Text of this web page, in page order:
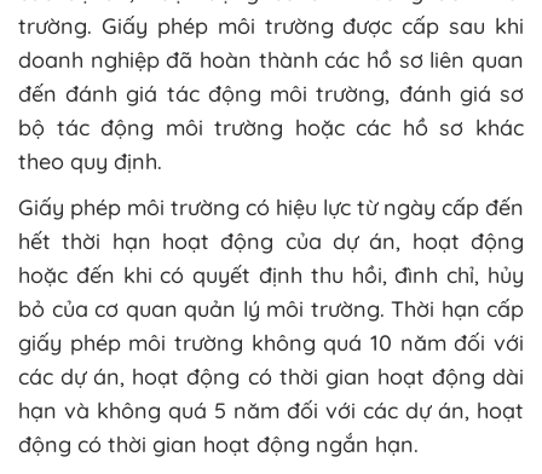
trường. Giấy phép môi trường được cấp sau khi
doanh nghiệp đã hoàn thành các hồ sơ liên quan
đến đánh giá tác động môi trường, đánh giá sơ
bộ tác động môi trường hoặc các hồ sơ khác
theo quy định.
Giấy phép môi trường có hiệu lực từ ngày cấp đến
hết thời hạn hoạt động của dự án, hoạt động
hoặc đến khi có quyết định thu hồi, đình chỉ, hủy
bỏ của cơ quan quản lý môi trường. Thời hạn cấp
giấy phép môi trường không quá 10 năm đối với
các dự án, hoạt động có thời gian hoạt động dài
hạn và không quá 5 năm đối với các dự án, hoạt
động có thời gian hoạt động ngắn hạn.